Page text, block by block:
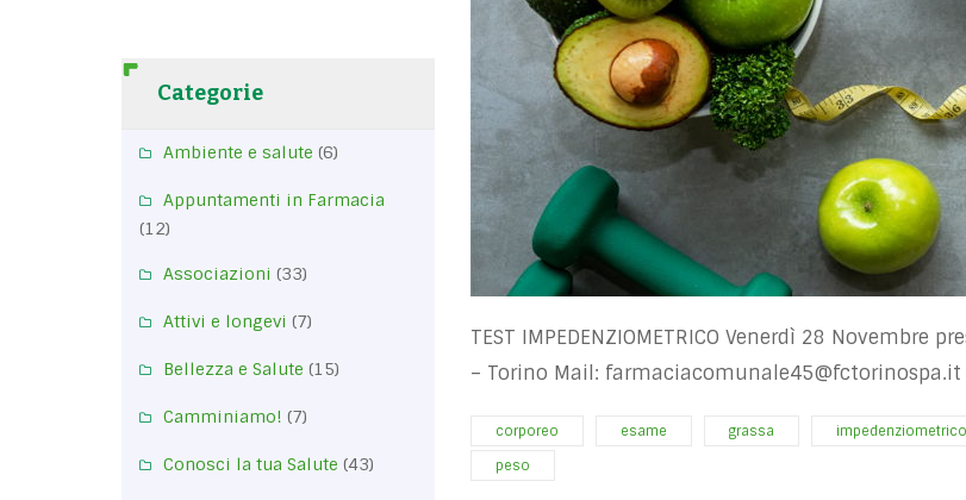
Categorie
Ambiente e salute (6)
Appuntamenti in Farmacia
(12)
Associazioni (33)
Attivi e longevi (7)
Bellezza e Salute (15)
Camminiamo! (7)
Conosci la tua Salute (43)
TEST IMPEDENZIOMETRICO Venerdì 28
– Torino Mail: farmaciacomunale45@fctorinospa.it
corporeo esame grassa impedenziometrico
peso